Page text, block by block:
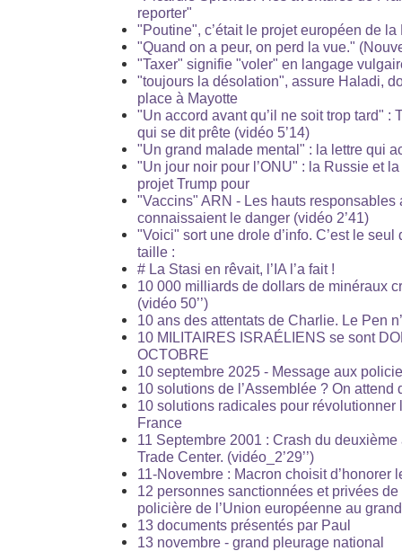
reporter"
"Poutine", c’était le projet européen de
"Quand on a peur, on perd la vue."
"Taxer" signifie "voler" en langage
"toujours la désolation", assure Haladi,
place à Mayotte
"Un accord avant qu’il ne soit trop tard" :
qui se dit prête (vidéo 5’14)
"Un grand malade mental" : la lettre qui
"Un jour noir pour l’ONU" : la Russie et
projet Trump pour
"Vaccins" ARN - Les hauts responsables
connaissaient le danger (vidéo 2’41)
"Voici" sort une drole d’info. C’est le seul
taille :
# La Stasi en rêvait, l’IA l’a fait !
10 000 milliards de dollars de minéraux
(vidéo 50’’)
10 ans des attentats de Charlie. Le Pen
10 MILITAIRES ISRAÉLIENS se sont
OCTOBRE
10 septembre 2025 - Message aux
10 solutions de l’Assemblée ? On attend
10 solutions radicales pour révolutionner
France
11 Septembre 2001 : Crash du
Trade Center. (vidéo_2’29’’)
11-Novembre : Macron choisit d’honorer
12 personnes sanctionnées et privées
policière de l’Union européenne au
13 documents présentés par Paul
13 novembre - grand pleurage national